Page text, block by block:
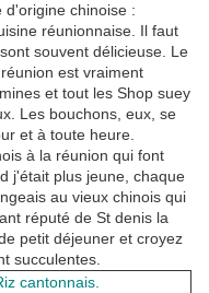
d'origine chinoise :
réunionnaise. Il faut
souvent délicieuse. Le
est vraiment
et tout les Shop suey
Les bouchons, eux, se
et à toute heure.
à la réunion qui font
j'était plus jeune, chaque
au vieux chinois qui
réputé de St denis la
petit déjeuner et croyez
succulentes.
cantonnais.